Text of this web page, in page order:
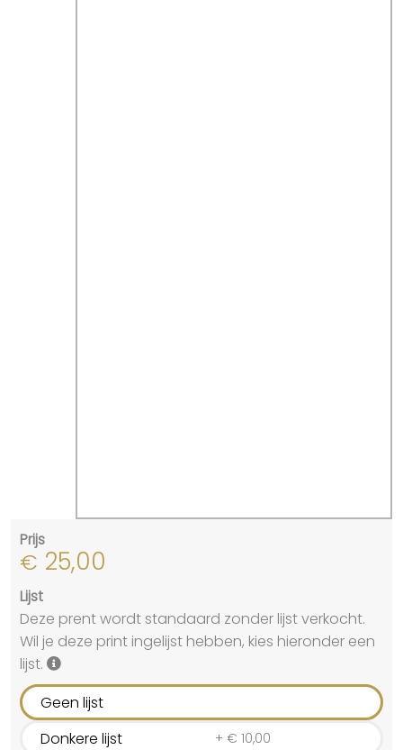
Prijs
€ 25,00
Lijst
Deze prent wordt standaard zonder lijst verkocht.
Wil je deze print ingelijst hebben, kies hieronder een
lijst.
Geen lijst
Donkere lijst
+ € 10,00